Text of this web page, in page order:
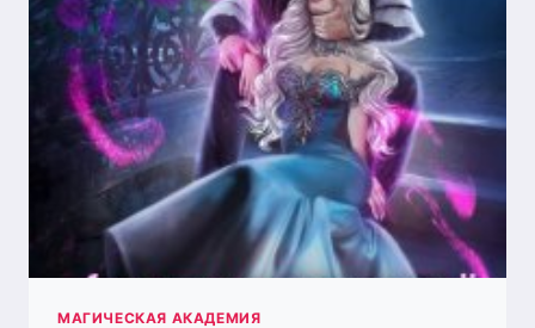
АННА
БЕЗБРЕЖНАЯ
МАГИЧЕСКАЯ АКАДЕМИЯ